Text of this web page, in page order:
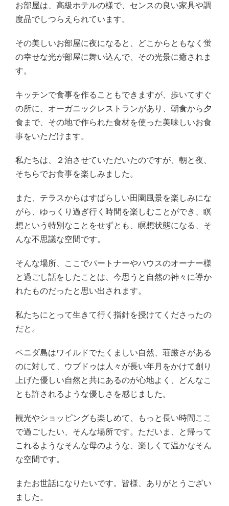
お部屋は、高級ホテルの様で、センスの良い家具や調
度品でしつらえられています。
その美しいお部屋に夜になると、どこからともなく蛍
の幸せな光が部屋に舞い込んで、その光景に癒されま
す。
キッチンで食事を作ることもできますが、歩いてすぐ
の所に、オーガニックレストランがあり、朝食から夕
食まで、その地で作られた食材を使った美味しいお食
事をいただけます。
私たちは、２泊させていただいたのですが、朝と夜、
そちらでお食事を楽しみました。
また、テラスからはすばらしい田園風景を楽しみにな
がら、ゆっくり過ぎ行く時間を楽しむことができ、瞑
想という特別なことをせずとも、瞑想状態になる、そ
んな不思議な空間です。
そんな場所、ここでパートナーやハウスのオーナー様
と過ごし話をしたことは、今思うと自然の神々に導か
れたものだったと思い出されます。
私たちにとって生きて行く指針を授けてくださったの
だと。
ペニダ島はワイルドでたくましい自然、荘厳さがある
のに対して、ウブドゥは人々が長い年月をかけて創り
上げた優しい自然と共にあるのが心地よく、どんなこ
とも許されるような優しさを感じました。
観光やショッピングも楽しめて、もっと長い時間ここ
で過ごしたい、そんな場所です。ただいま、と帰って
これるようなそんな母のような、楽しくて温かなそん
な空間です。
またお世話になりたいです。皆様、ありがとうござい
ました。